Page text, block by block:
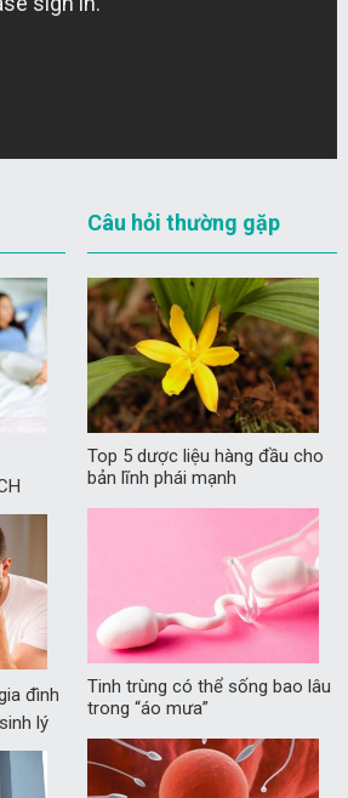
đình
lý
Câu hỏi thường gặp
Top 5 dược liệu hàng đầu cho
bản lĩnh phái mạnh
Tinh trùng có thể sống bao lâu
trong “áo mưa”